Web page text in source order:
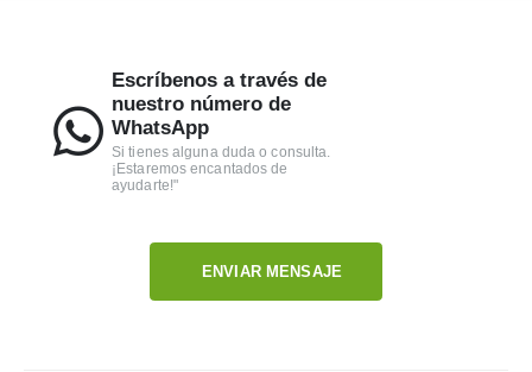
Escríbenos a través de
nuestro número de
WhatsApp
Si tienes alguna duda o consulta.
¡Estaremos encantados de
ayudarte!"
ENVIAR MENSAJE